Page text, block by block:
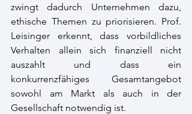
zwingt dadurch Unternehmen dazu,
ethische Themen zu priorisieren. Prof.
Leisinger erkennt, dass vorbildliches
Verhalten allein sich finanziell nicht
auszahlt und dass ein
konkurrenzfähiges Gesamtangebot
sowohl am Markt als auch in der
Gesellschaft notwendig ist.